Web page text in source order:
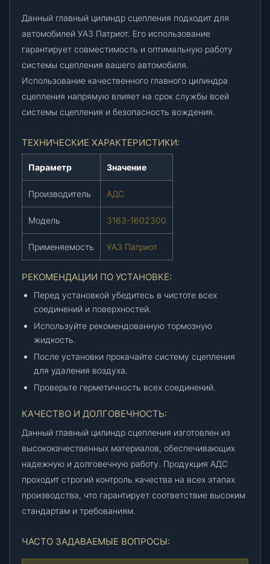
1
6
0
2
3
0
0
Данный главный цилиндр сцепления подходит для
автомобилей УАЗ Патриот. Его использование
гарантирует совместимость и оптимальную работу
системы сцепления вашего автомобиля.
Использование качественного главного цилиндра
сцепления напрямую влияет на срок службы всей
системы сцепления и безопасность вождения.
ТЕХНИЧЕСКИЕ ХАРАКТЕРИСТИКИ:
Параметр Значение
Производитель АДС
Модель 3163-1602300
Применяемость УАЗ Патриот
РЕКОМЕНДАЦИИ ПО УСТАНОВКЕ:
Перед установкой убедитесь в чистоте всех
соединений и поверхностей.
Используйте рекомендованную тормозную
жидкость.
После установки прокачайте систему сцепления
для удаления воздуха.
Проверьте герметичность всех соединений.
КАЧЕСТВО И ДОЛГОВЕЧНОСТЬ:
Данный главный цилиндр сцепления изготовлен из
высококачественных материалов, обеспечивающих
надежную и долговечную работу. Продукция АДС
проходит строгий контроль качества на всех этапах
производства, что гарантирует соответствие высоким
стандартам и требованиям.
ЧАСТО ЗАДАВАЕМЫЕ ВОПРОСЫ: